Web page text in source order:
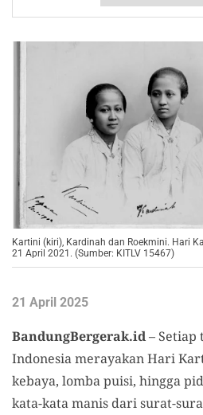
Kartini (kiri), Kardinah dan Roekmini. Hari
21 April 2021. (Sumber: KITLV 15467)
21 April 2025
BandungBergerak.id– Setiap
Indonesia merayakan Hari
kebaya, lomba puisi, hingga
kata-kata manis dari surat-